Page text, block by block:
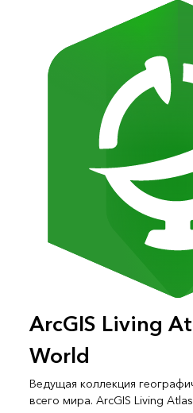
ArcGIS Living
World
Ведущая коллекция
всего мира. ArcGIS Living